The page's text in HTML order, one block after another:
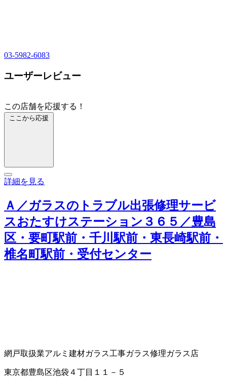
03-5982-6083
ユーザーレビュー
この店舗を応援する！
ここから応援
詳細を見る
Ａ／ガラスのトラブル出張修理サービ
スおたすけステーション３６５／豊島
区・要町駅前・千川駅前・東長崎駅前・
椎名町駅前・受付センター
網戸取扱業アルミ建材ガラス工事ガラス修理ガラス店
東京都豊島区池袋４丁目１１－５